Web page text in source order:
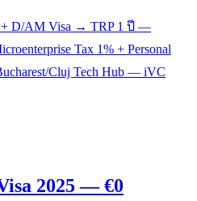
+ D/AM Visa → TRP 1 ปี —
Tax 1% + Personal
Cluj Tech Hub — iVC
2025 — €0